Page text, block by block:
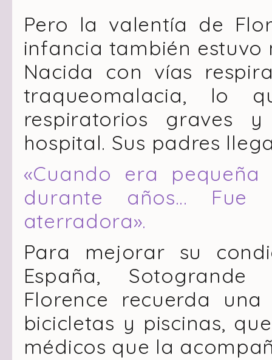
Pero la valentía de
infancia también
Nacida con vías
traqueomalacia, lo
respiratorios graves
hospital. Sus padres
«Cuando era
durante años…
aterradora».
Para mejorar su
España,
Florence recuerda
bicicletas y piscinas,
médicos que la